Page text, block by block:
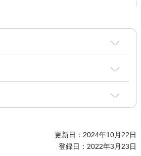
更新日：2024年10月22日
登録日：2022年3月23日